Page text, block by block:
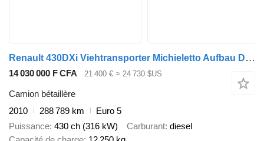
Renault 430DXi Viehtransporter Michieletto Aufbau Doppelstock
14 030 000 F CFA 21 400 € ≈ 24 730 $US
Camion bétaillère
2010
288 789 km
Euro 5
Puissance 430 ch (316 kW) Carburant diesel